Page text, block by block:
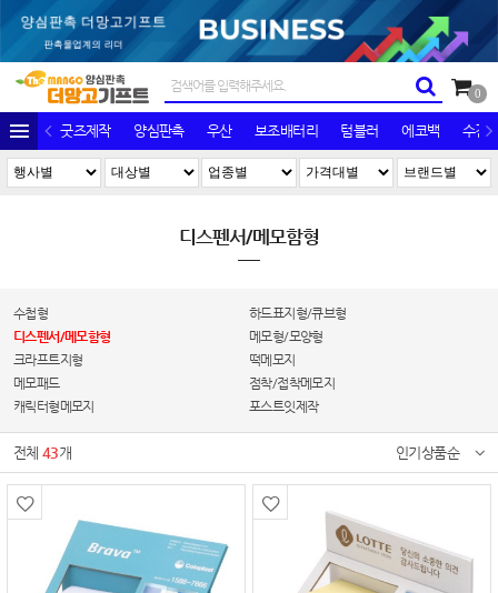
0
굿즈제작 양심판촉 우산 보조배터리 텀블러 에코백 수건/
디스펜서/메모함형
수첩형
하드표지형/큐브형
디스펜서/메모함형
메모형/모양형
크라프트지형
떡메모지
메모패드
점착/접착메모지
캐릭터형메모지
포스트잇제작
전체43개 인기상품순